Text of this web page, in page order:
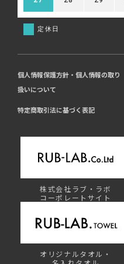
定休日
個人情報保護方針・個人情報の取り
扱いについて
特定商取引法に基づく表記
株式会社ラブ・ラボ
コーポレートサイト
オリジナルタオル・